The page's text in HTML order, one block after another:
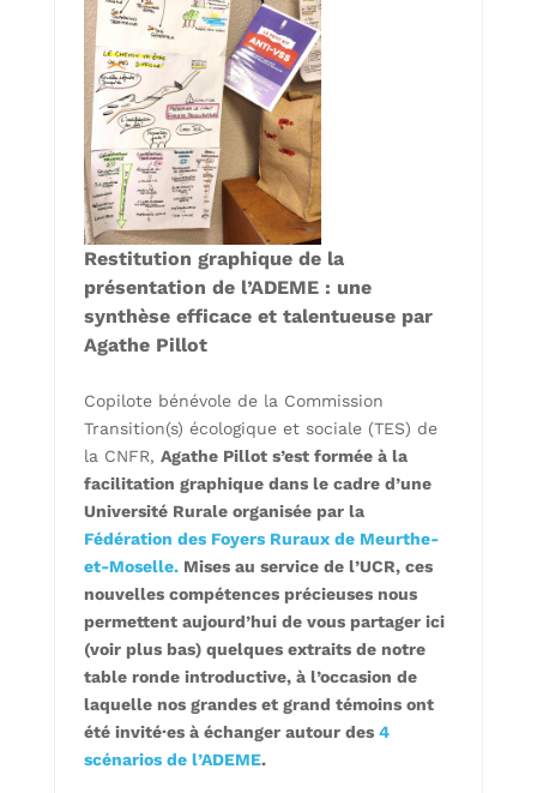
Restitution graphique de la
présentation de l’ADEME : une
synthèse efficace et talentueuse par
Agathe Pillot
Copilote bénévole de la Commission
Transition(s) écologique et sociale (TES) de
la CNFR, Agathe Pillot s’est formée à la
facilitation graphique dans le cadre d’une
Université Rurale organisée par la
Fédération des Foyers Ruraux de Meurthe-
et-Moselle.Mises au service de l’UCR, ces
nouvelles compétences précieuses nous
permettent aujourd’hui de vous partager ici
(voir plus bas) quelques extraits de notre
table ronde introductive, à l’occasion de
laquelle nos grandes et grand témoins ont
été invité·es à échanger autour des 4
scénarios de l’ADEME.